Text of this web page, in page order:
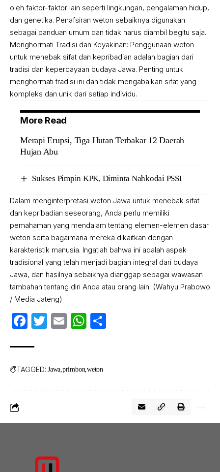
oleh faktor-faktor lain seperti lingkungan, pengalaman hidup,
dan genetika. Penafsiran weton sebaiknya digunakan
sebagai panduan umum dan tidak harus diambil begitu saja.
Menghormati Tradisi dan Keyakinan: Penggunaan weton
untuk menebak sifat dan kepribadian adalah bagian dari
tradisi dan kepercayaan budaya Jawa. Penting untuk
menghormati tradisi ini dan tidak mengabaikan sifat yang
kompleks dan unik dari setiap individu.
More Read
Merapi Erupsi, Tiga Hutan Terbakar 12 Daerah
Hujan Abu
Sukses Pimpin KPK, Diminta Nahkodai PSSI
Dalam menginterpretasi weton Jawa untuk menebak sifat
dan kepribadian seseorang, Anda perlu memiliki
pemahaman yang mendalam tentang elemen-elemen dasar
weton serta bagaimana mereka dikaitkan dengan
karakteristik manusia. Ingatlah bahwa ini adalah aspek
tradisional yang telah menjadi bagian integral dari budaya
Jawa, dan hasilnya sebaiknya dianggap sebagai wawasan
tambahan tentang diri Anda atau orang lain. (Wahyu Prabowo
/ Media Jateng)
Facebook
Twitter
EmailWhatsApp
TAGGED: Jawa primbon weton